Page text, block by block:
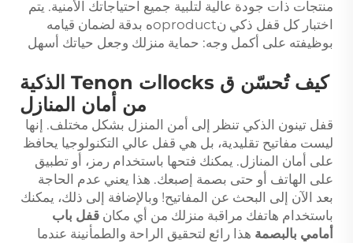
منتجات ذات جودة عالية لتلبية جميع احتياجاتك الأمنية. يتم
اختبار كل قفل ذكي نoproductه بدقة لضمان قيامه
بوظيفته على أكمل وجه: حماية منزلك وجعل حياتك أسهل
كيف تُحسّن ق locksات Tenon الذكية
من أمان المنازل
قفل تينون الذكي تنظر إلى أمن المنزل بشكل مختلف. إنها
ليست مفاتيح تقليدية، بل هي قفل عالي التكنولوجيا يحافظ
على أمان المنازل. يمكنك فتحها باستخدام رمز، أو تطبيق
على الهاتف أو حتى بصمة إصبعك. هذا يعني عدم الحاجة
بعد الآن إلى البحث عن المفاتيح! وبالإضافة إلى ذلك، يمكنك
باستخدام هاتفك مراقبة منزلك من أي مكان قفل باب
أمامي بالبصمة هذا رائع لتحقيق الراحة والطمأنينة عندما